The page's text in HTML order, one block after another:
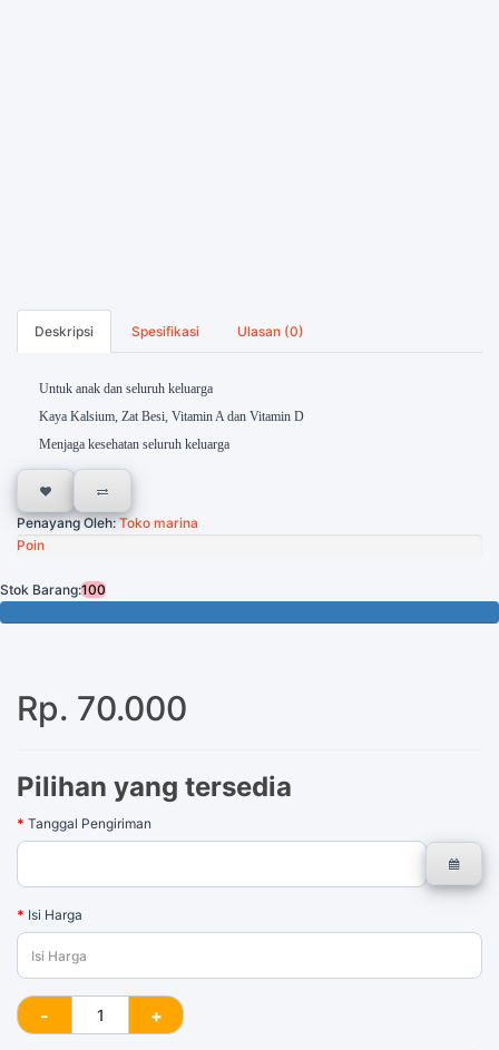
Deskripsi Spesifikasi Ulasan (0)
Untuk anak dan seluruh keluarga
Kaya Kalsium, Zat Besi, Vitamin A dan Vitamin D
Menjaga kesehatan seluruh keluarga
Penayang Oleh:Toko marina
Poin
Stok Barang:100
Rp. 70.000
Pilihan yang tersedia
Tanggal Pengiriman
Isi Harga